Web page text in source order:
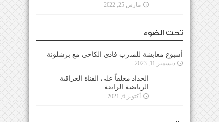
مارس 25, 2022
تحت الضوء
أسبوع معايشة للمدرب فادي الكاخي مع برشلونة
ديسمبر 11, 2023
الحداد معلقاً على القناة العراقية
الرياضية الرابعة
أكتوبر 6, 2021